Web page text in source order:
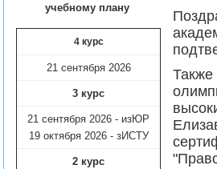
учебному плану​
4 курс
21 сентября 2026
3 курс
21 сентября 2026 - изЮР
19 октября 2026 - зИСТУ
2 курс